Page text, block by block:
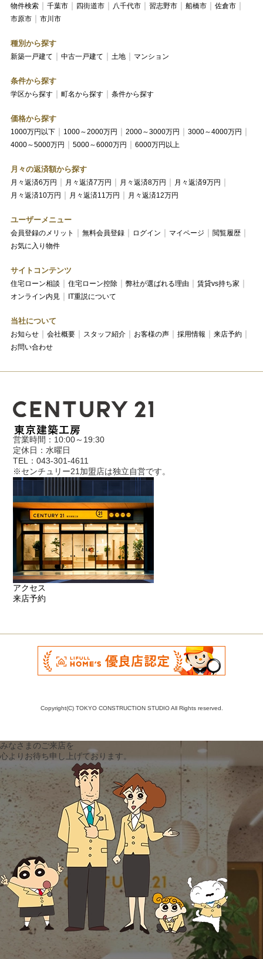
物件検索 千葉市 四街道市 八千代市 習志野市 船橋市
佐倉市
市原市
市川市
種別から探す
新築一戸建て 中古一戸建て 土地 マンション
条件から探す
学区から探す 町名から探す 条件から探す
価格から探す
1000万円以下 1000～2000万円 2000～3000万円
3000～4000万円
4000～5000万円
5000～6000万円 6000万円以上
月々の返済額から探す
月々返済6万円 月々返済7万円 月々返済8万円
月々返済9万円
月々返済10万円
月々返済11万円 月々返済12万円
ユーザーメニュー
会員登録のメリット 無料会員登録 ログイン マイページ
閲覧履歴
お気に入り物件
サイトコンテンツ
住宅ローン相談 住宅ローン控除 弊社が選ばれる理由
賃貸vs持ち家
オンライン内見
IT重説について
当社について
お知らせ 会社概要 スタッフ紹介 お客様の声 採用情報
来店予約
お問い合わせ
営業時間：10:00～19:30
定休日：水曜日
TEL：043-301-4611
※センチュリー21加盟店は独立自営です。
アクセス
来店予約
Copyright(C) TOKYO CONSTRUCTION STUDIO All Rights reserved.
みなさまのご来店を
心よりお待ち申し上げております。